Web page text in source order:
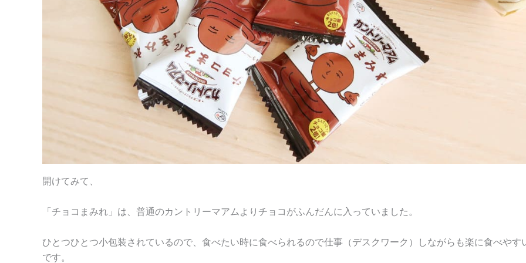
開けてみて、
「チョコまみれ」は、普通のカントリーマアムよりチョコがふんだんに入っていました。
ひとつひとつ小包装されているので、食べたい時に食べられるので仕事（デスクワーク）しながらも楽に食べやす
です。